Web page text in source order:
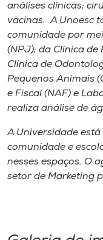
análises clínicas;
vacinas. A Unoesc
comunidade por
(NPJ); da Clínica de
Clínica de
Pequenos Animais
e Fiscal (NAF) e
realiza análise de
A Universidade
comunidade e
nesses espaços. O
setor de Marketing